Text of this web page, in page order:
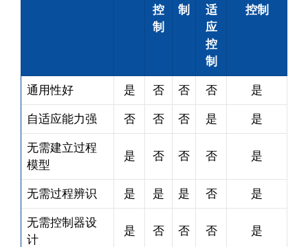
控
制
制
适
应
控
制
控制
通用性好 是 否 否 否 是
自适应能力强 否 否 否 是 是
无需建立过程
模型
是 否 否 否 是
无需过程辨识 是 是 是 否 是
无需控制器设
计
是 否 否 否 是